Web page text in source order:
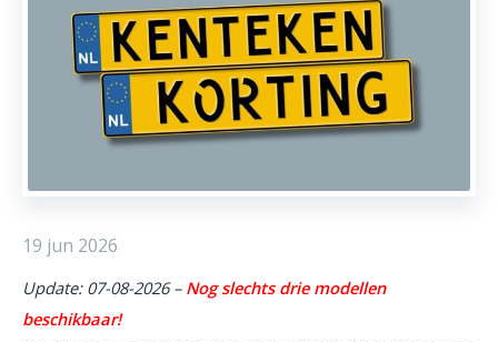
19 jun 2026
Update: 07-08-2026 – Nog slechts drie modellen
beschikbaar!